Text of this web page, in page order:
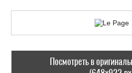
Посмотреть в